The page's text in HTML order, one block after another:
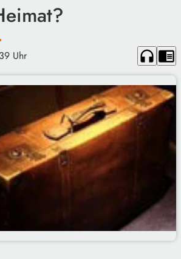
Uhr headphones chrome_reader_mode